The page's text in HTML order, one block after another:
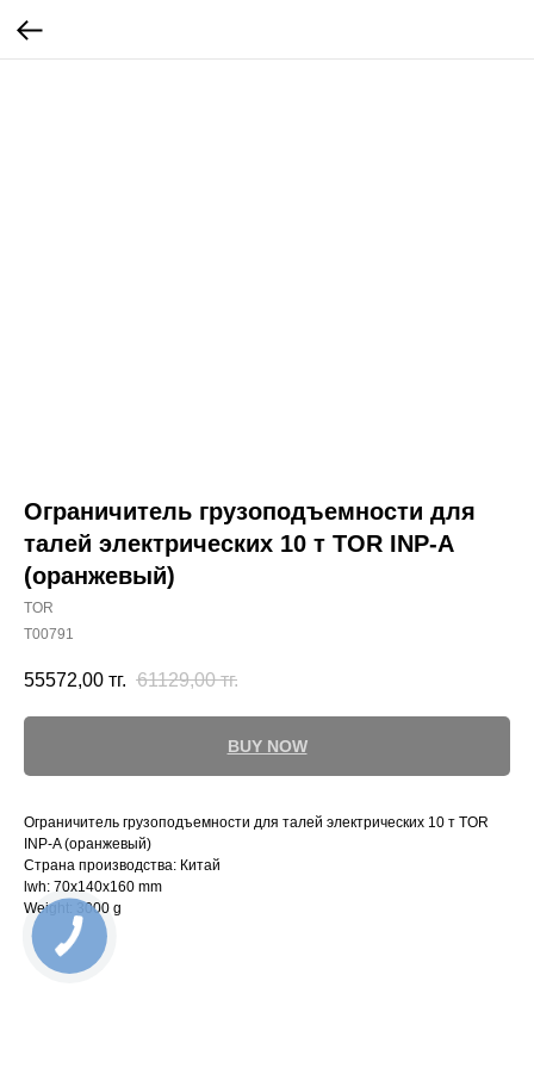
Ограничитель грузоподъемности для
талей электрических 10 т TOR INP-A
(оранжевый)
TOR
T00791
55572,00 тг. 61129,00 тг.
BUY NOW
Ограничитель грузоподъемности для талей электрических 10 т TOR
INP-A (оранжевый)
Страна производства: Китай
lwh: 70x140x160 mm
Weight: 3000 g